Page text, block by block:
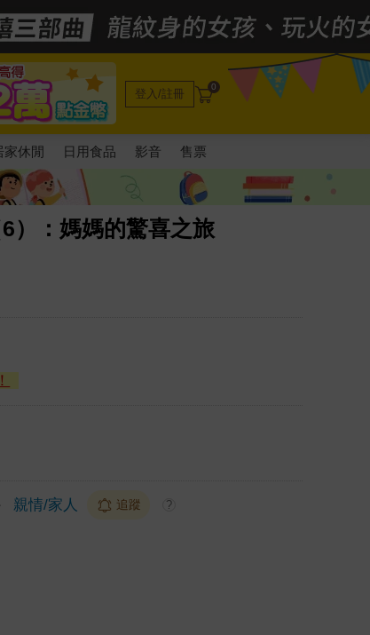
登入/註冊 0
家休閒 日用食品 影音 售票
）：媽媽的驚喜之旅
親情/家人 追蹤 ?